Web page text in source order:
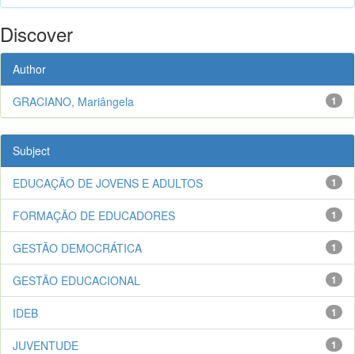
Discover
Author
1
GRACIANO, Mariângela
Subject
1
EDUCAÇÃO DE JOVENS E ADULTOS
1
FORMAÇÃO DE EDUCADORES
1
GESTÃO DEMOCRÁTICA
1
GESTÃO EDUCACIONAL
1
IDEB
1
JUVENTUDE